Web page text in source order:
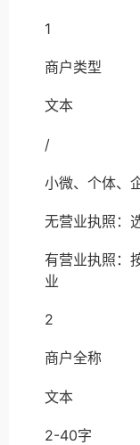
1
商户类型
文本
/
小微、个体、
无营业执照：
有营业执照：
业
2
商户全称
文本
2-40字